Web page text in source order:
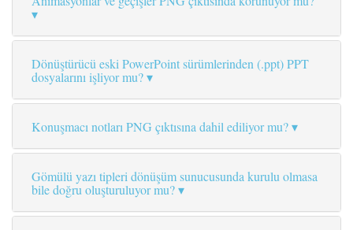
Dönüştürücü eski PowerPoint sürümlerinden (.ppt) PPT
dosyalarını işliyor mu?
Konuşmacı notları PNG çıktısına dahil ediliyor mu?
Gömülü yazı tipleri dönüşüm sunucusunda kurulu olmasa
bile doğru oluşturuluyor mu?